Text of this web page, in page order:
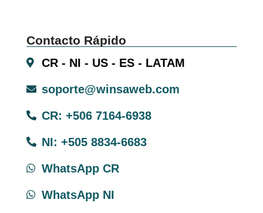
Contacto Rápido
CR - NI - US - ES - LATAM
soporte@winsaweb.com
CR: +506 7164-6938
NI: +505 8834-6683
WhatsApp CR
WhatsApp NI